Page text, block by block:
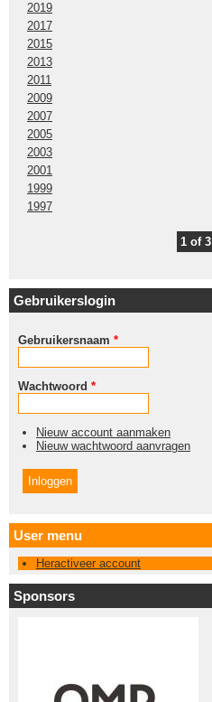
2019
2017
2015
2013
2011
2009
2007
2005
2003
2001
1999
1997
1 of 3
Gebruikerslogin
Gebruikersnaam *
Wachtwoord *
Nieuw account aanmaken
Nieuw wachtwoord aanvragen
User menu
Heractiveer account
Sponsors